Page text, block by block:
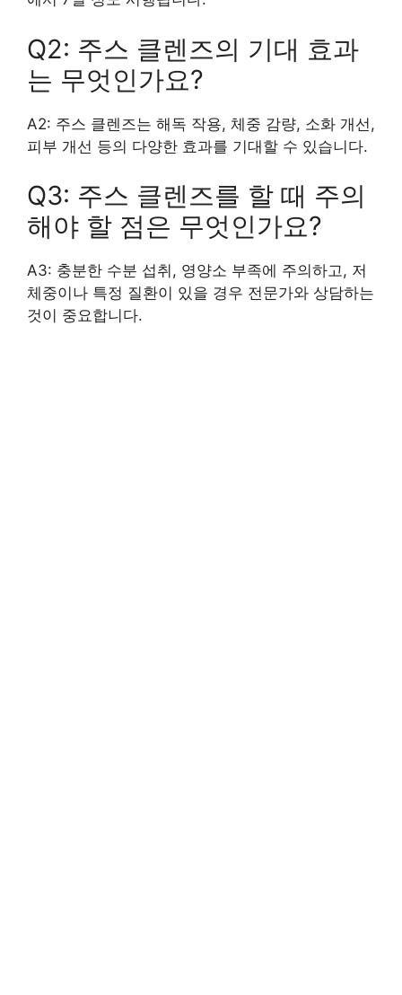
Q2: 주스 클렌즈의 기대 효과
는 무엇인가요?
A2: 주스 클렌즈는 해독 작용, 체중 감량, 소화 개선,
피부 개선 등의 다양한 효과를 기대할 수 있습니다.
Q3: 주스 클렌즈를 할 때 주의
해야 할 점은 무엇인가요?
A3: 충분한 수분 섭취, 영양소 부족에 주의하고, 저
체중이나 특정 질환이 있을 경우 전문가와 상담하는
것이 중요합니다.